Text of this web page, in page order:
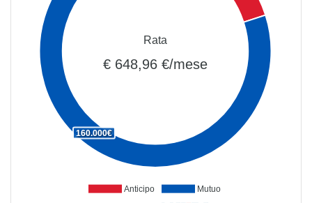
Anticipo Mutuo
160.000€
Rata
€ 648,96 €/mese